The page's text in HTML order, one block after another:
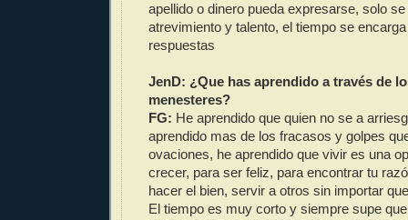
apellido o dinero pueda expresarse, solo
atrevimiento y talento, el tiempo se
respuestas
JenD: ¿Que has aprendido a través de
menesteres?
FG: He aprendido que quien no se a
aprendido mas de los fracasos y golpes
ovaciones, he aprendido que vivir es una
crecer, para ser feliz, para encontrar tu
hacer el bien, servir a otros sin importar
El tiempo es muy corto y siempre supe